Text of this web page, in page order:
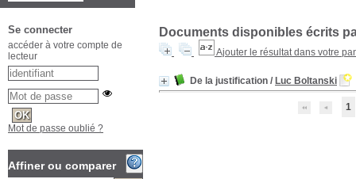
Documents disponibles écrits
Ajouter le résultat dans votre
De la justification / Luc Boltanski
1
Se connecter
accéder à votre compte de
lecteur
Mot de passe oublié ?
Affiner ou comparer